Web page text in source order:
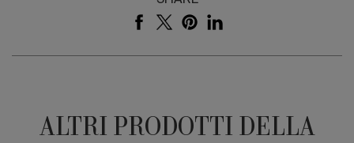
ALTRI PRODOTTI DELLA